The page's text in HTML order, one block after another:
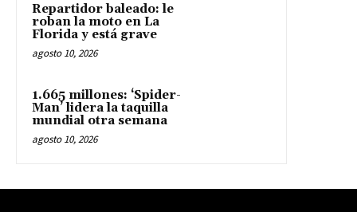
Repartidor baleado: le
roban la moto en La
Florida y está grave
agosto 10, 2026
1.665 millones: ‘Spider-
Man’ lidera la taquilla
mundial otra semana
agosto 10, 2026